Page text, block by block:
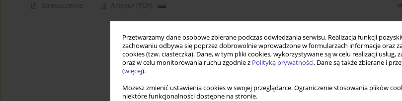
Przetwarzamy dane osobowe zbierane podczas odwiedzania serwisu. Realizacja funkcji
zachowaniu odbywa się poprzez dobrowolnie wprowadzone w formularzach informacje oraz
cookies (tzw. ciasteczka). Dane, w tym pliki cookies, wykorzystywane są w celu realizacji
oraz w celu monitorowania ruchu zgodnie z Polityką prywatności. Dane są także zbierane i
(więcej).
Możesz zmienić ustawienia cookies w swojej przeglądarce. Ograniczenie stosowania plików
niektóre funkcjonalności dostępne na stronie.
Streszczenie Artykuł (PDF)